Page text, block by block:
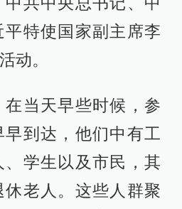
平特使国家副主席李
动。
当天早些时候，参
到达，他们中有工
、学生以及市民，其
老人。这些人群聚